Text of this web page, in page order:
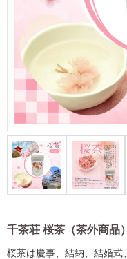
千茶荘 桜茶（茶外商品）
桜茶は慶事、結納、結婚